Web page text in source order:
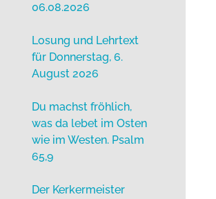
06.08.2026
Losung und Lehrtext
für Donnerstag, 6.
August 2026
Du machst fröhlich,
was da lebet im Osten
wie im Westen. Psalm
65,9
Der Kerkermeister